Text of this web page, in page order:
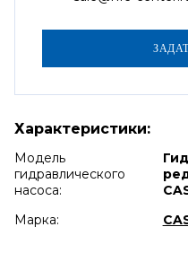
Характеристики:
Модель
гидравлического
насоса:
Марка: